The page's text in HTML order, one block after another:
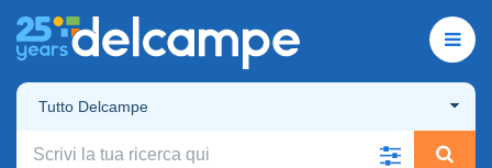
Tutto Delcampe